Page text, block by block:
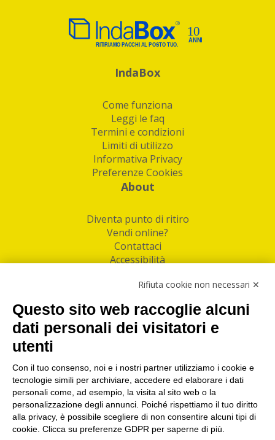
IndaBox
Come funziona
Leggi le faq
Termini e condizioni
Limiti di utilizzo
Informativa Privacy
Preferenze Cookies
About
Diventa punto di ritiro
Vendi online?
Contattaci
Accessibilità
Facebook
Linkedin
I nostri punti di ritiro e spedizione pacchi nelle
maggiori città italiane
Torino|Milano|Roma|Bologna|Firenze| Genova
Napoli|Varese
Rifiuta cookie non necessari ✕
Questo sito web raccoglie alcuni
dati personali dei visitatori e
utenti
Con il tuo consenso, noi e i nostri partner utilizziamo i cookie e
tecnologie simili per archiviare, accedere ed elaborare i dati
personali come, ad esempio, la visita al sito web o la
personalizzazione degli annunci. Poiché rispettiamo il tuo diritto
alla privacy, è possibile scegliere di non consentire alcuni tipi di
cookie. Clicca su preferenze GDPR per saperne di più.